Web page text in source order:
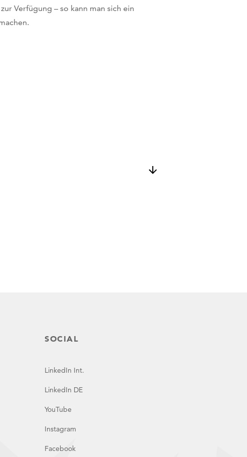
Verfügung – so kann man sich ein
SOCIAL
LinkedIn Int.
LinkedIn DE
YouTube
Instagram
Facebook